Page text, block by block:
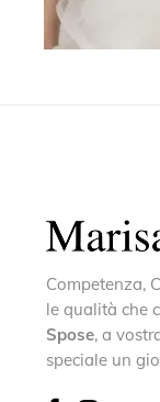
Competenza,
le qualità che
Spose, a
speciale un